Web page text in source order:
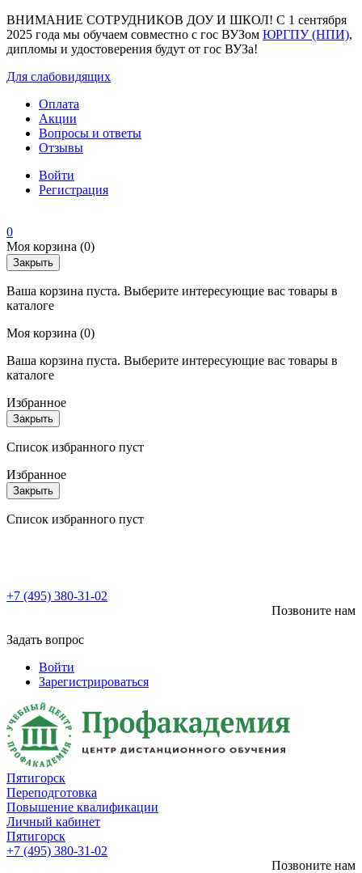
ВНИМАНИЕ СОТРУДНИКОВ ДОУ И ШКОЛ! С 1 сентября
2025 года мы обучаем совместно с гос ВУЗом ЮРГПУ (НПИ),
дипломы и удостоверения будут от гос ВУЗа!
Для слабовидящих
Оплата
Акции
Вопросы и ответы
Отзывы
Войти
Регистрация
0
Моя корзина (0)
Закрыть
Ваша корзина пуста. Выберите интересующие вас товары в
каталоге
Моя корзина (0)
Ваша корзина пуста. Выберите интересующие вас товары в
каталоге
Избранное
Закрыть
Список избранного пуст
Избранное
Закрыть
Список избранного пуст
+7 (495) 380-31-02
Позвоните нам
Задать вопрос
Войти
Зарегистрироваться
Пятигорск
Переподготовка
Повышение квалификации
Личный кабинет
Пятигорск
+7 (495) 380-31-02
Позвоните нам